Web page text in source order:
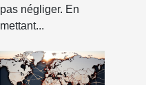
pas négliger. En
mettant...